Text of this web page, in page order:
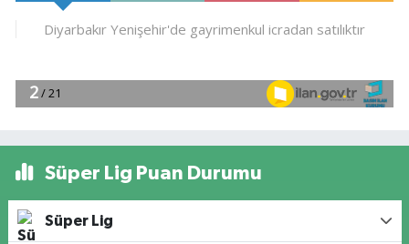
Süper Lig Puan Durumu
Süper Lig